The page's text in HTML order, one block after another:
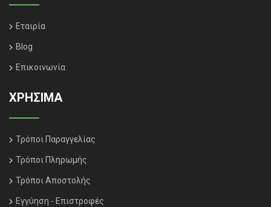
Εταιρία
Blog
Επικοινωνία
ΧΡΗΣΙΜΑ
Τρόποι Παραγγελίας
Τρόποι Πληρωμής
Τρόποι Αποστολής
Εγγύηση - Επιστροφές